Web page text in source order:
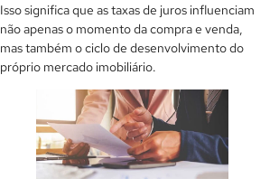
Isso significa que as taxas de juros influenciam
não apenas o momento da compra e venda,
mas também o ciclo de desenvolvimento do
próprio mercado imobiliário.